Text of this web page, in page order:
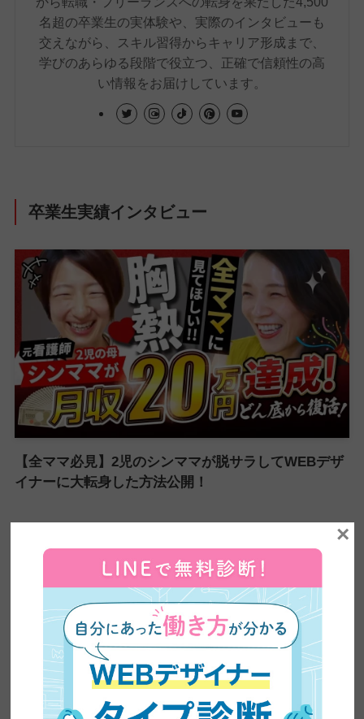
名超の卒業生の実体験や、実際のインタビューも
交えながら、スキル習得からキャリア形成まで、
学びのあらゆる段階で役立つ、正確で信頼性の高
い情報をお届けしています。
卒業生実績インタビュー
【全ママ必見】2児のシンママが脱サラしてWEBデザ
イナーに大転身した方法公開！
×